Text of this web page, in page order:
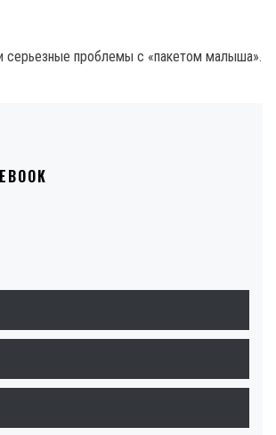
серьезные проблемы с «пакетом малыша».